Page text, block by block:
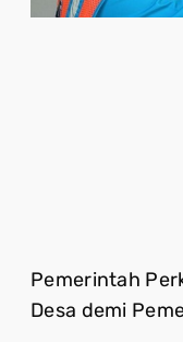
Pemerintah
Desa demi